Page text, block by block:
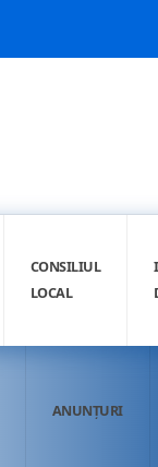
CONSILIUL
LOCAL
ANUNȚURI